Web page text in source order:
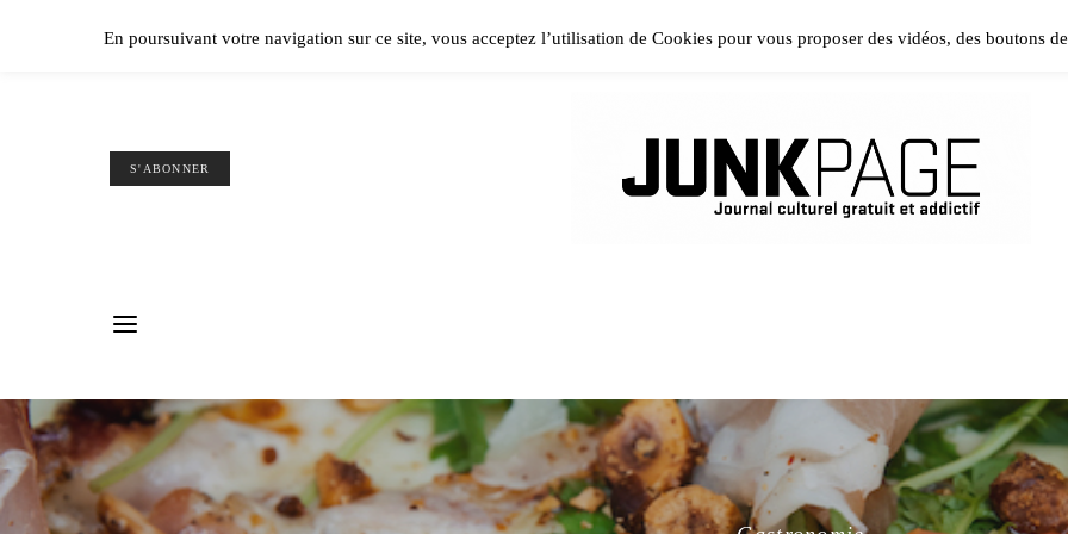
Please install and activate Powerkit plugin from Appearance →
S'ABONNER
En poursuivant votre navigation sur ce site, vous acceptez l’utilisation de Cookies pour vous proposer des vidéos, des boutons